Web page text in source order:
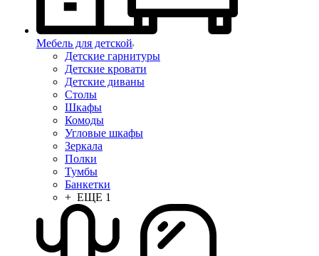
Мебель для детской
Детские гарнитуры
Детские кровати
Детские диваны
Столы
Шкафы
Комоды
Угловые шкафы
Зеркала
Полки
Тумбы
Банкетки
+ ЕЩЕ 1